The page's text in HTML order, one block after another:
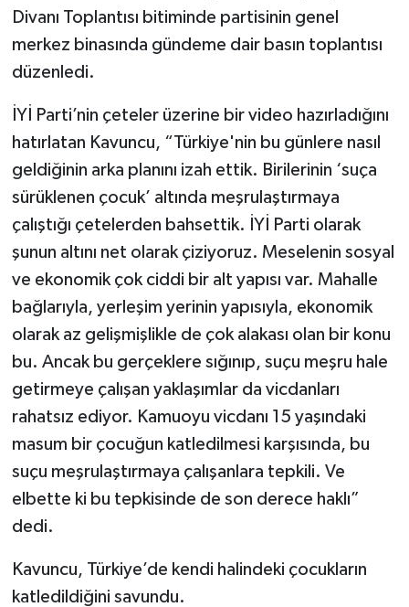
Divanı Toplantısı bitiminde partisinin genel
merkez binasında gündeme dair basın toplantısı
düzenledi.
İYİ Parti’nin çeteler üzerine bir video hazırladığını
hatırlatan Kavuncu, “Türkiye'nin bu günlere nasıl
geldiğinin arka planını izah ettik. Birilerinin ‘suça
sürüklenen çocuk’ altında meşrulaştırmaya
çalıştığı çetelerden bahsettik. İYİ Parti olarak
şunun altını net olarak çiziyoruz. Meselenin sosyal
ve ekonomik çok ciddi bir alt yapısı var. Mahalle
bağlarıyla, yerleşim yerinin yapısıyla, ekonomik
olarak az gelişmişlikle de çok alakası olan bir konu
bu. Ancak bu gerçeklere sığınıp, suçu meşru hale
getirmeye çalışan yaklaşımlar da vicdanları
rahatsız ediyor. Kamuoyu vicdanı 15 yaşındaki
masum bir çocuğun katledilmesi karşısında, bu
suçu meşrulaştırmaya çalışanlara tepkili. Ve
elbette ki bu tepkisinde de son derece haklı”
dedi.
Kavuncu, Türkiye’de kendi halindeki çocukların
katledildiğini savundu.